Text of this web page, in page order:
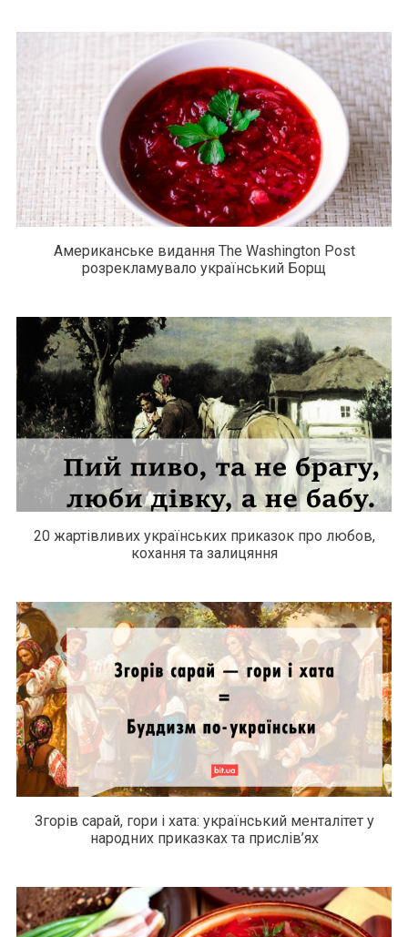
Американське видання The Washington Post
розрекламувало український Борщ
20 жартівливих українських приказок про любов,
кохання та залицяння
Згорів сарай, гори і хата: український менталітет у
народних приказках та прислів’ях